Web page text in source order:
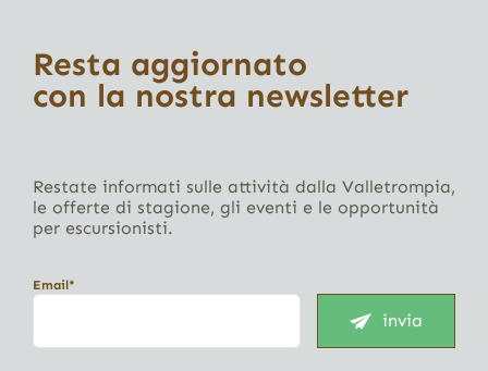
Resta aggiornato
con la nostra newsletter
Restate informati sulle attività dalla Valletrompia,
le offerte di stagione, gli eventi e le opportunità
per escursionisti.
Email*
invia